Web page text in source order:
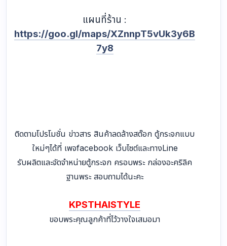
แผนที่ร้าน :
https://goo.gl/maps/XZnnpT5vUk3y6B
7y8
ติดตามโปรโมชั่น ข่าวสาร สินค้าลดล้างสต๊อก ตู้กระจกแบบ
ใหม่ๆได้ที่ เพจfacebook เว็บไซต์และทางLine
รับผลิตและจัดจำหน่ายตู้กระจก ครอบพระ กล่องอะคริลิค
ฐานพระ สอบถามได้นะคะ
KPSTHAISTYLE
ขอบพระคุณลูกค้าที่ไว้วางใจเสมอมา